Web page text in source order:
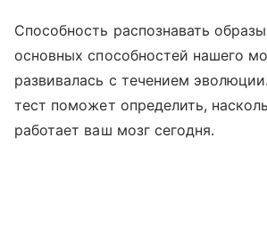
Способность распознавать
основных способностей нашего
развивалась с течением
тест поможет определить,
работает ваш мозг сегодня.